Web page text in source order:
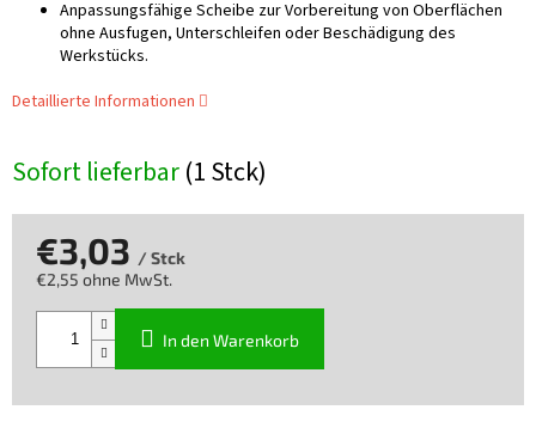
Sofort lieferbar(1 Stck)
Anpassungsfähige Scheibe zur Vorbereitung von Oberflächen
ohne Ausfugen, Unterschleifen oder Beschädigung des
Werkstücks.
Detaillierte Informationen
€3,03 / Stck
€2,55 ohne MwSt.
In den Warenkorb